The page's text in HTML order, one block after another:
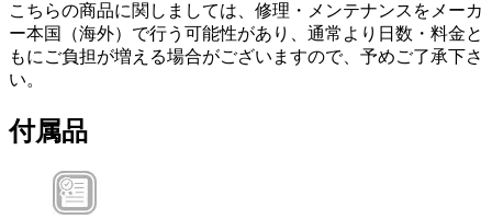
こちらの商品に関しましては、修理・メンテナンスをメーカ
ー本国（海外）で行う可能性があり、通常より日数・料金と
もにご負担が増える場合がございますので、予めご了承下さ
い。
付属品